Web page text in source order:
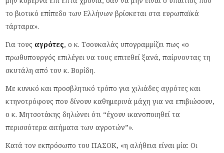
το βιοτικό επίπεδο των Ελλήνων βρίσκεται στα ευρωπαϊκά
τάρταρα».
Για τους αγρότες, ο κ. Τσουκαλάς υπογραμμίζει πως «ο
πρωθυπουργός επιλέγει να τους επιτεθεί ξανά, παίρνοντας τη
σκυτάλη από τον κ. Βορίδη.
Με κυνικό και προσβλητικό τρόπο για χιλιάδες αγρότες και
κτηνοτρόφους που δίνουν καθημερινά μάχη για να επιβιώσουν,
ο κ. Μητσοτάκης δηλώνει ότι “έχουν ικανοποιηθεί τα
περισσότερα αιτήματα των αγροτών”».
Κατά τον εκπρόσωπο του ΠΑΣΟΚ, «η αλήθεια είναι μία: Οι